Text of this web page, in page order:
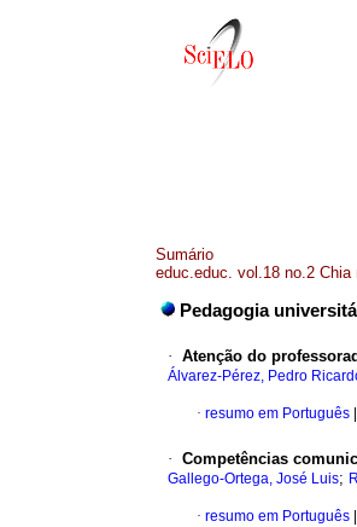
Sumário
educ.educ. vol.18 no.2 Chia
Pedagogia
· Atenção do
Álvarez-Pérez, Pedro
· resumo em Português
· Competências
Gallego-Ortega, José Luis;
· resumo em Português